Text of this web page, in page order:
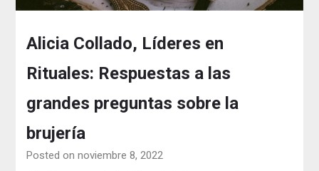
Alicia Collado, Líderes en
Rituales: Respuestas a las
grandes preguntas sobre la
brujería
Posted on noviembre 8, 2022